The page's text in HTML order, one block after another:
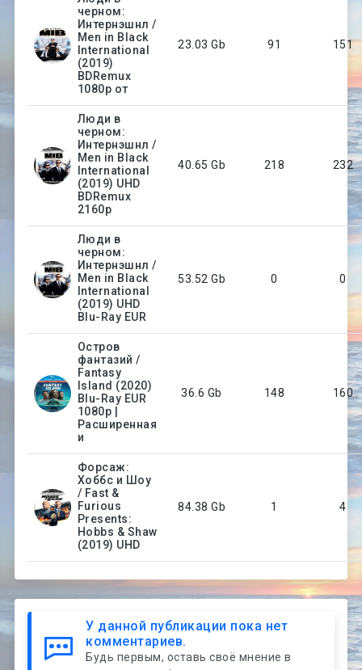
черном:
Интернэшнл /
Men in Black
International
(2019)
BDRemux
1080p от
23.03 Gb 91 151
Люди в
черном:
Интернэшнл /
Men in Black
International
(2019) UHD
BDRemux
2160p
40.65 Gb 218 232
Люди в
черном:
Интернэшнл /
Men in Black
International
(2019) UHD
Blu-Ray EUR
53.52 Gb 0 0
Остров
фантазий /
Fantasy
Island (2020)
Blu-Ray EUR
1080p |
Расширенная
и
36.6 Gb 148 160
Форсаж:
Хоббс и Шоу
/ Fast &
Furious
Presents:
Hobbs & Shaw
(2019) UHD
84.38 Gb 1 4
У данной публикации пока нет
комментариев.
Будь первым, оставь своё мнение в